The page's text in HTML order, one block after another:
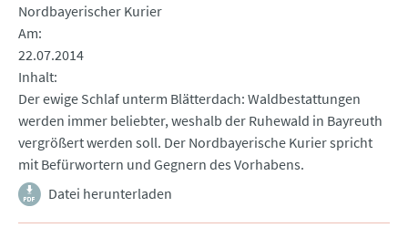
Nordbayerischer Kurier
Am
22.07.2014
Inhalt
Der ewige Schlaf unterm Blätterdach: Waldbestattungen
werden immer beliebter, weshalb der Ruhewald in Bayreuth
vergrößert werden soll. Der Nordbayerische Kurier spricht
mit Befürwortern und Gegnern des Vorhabens.
Datei herunterladen